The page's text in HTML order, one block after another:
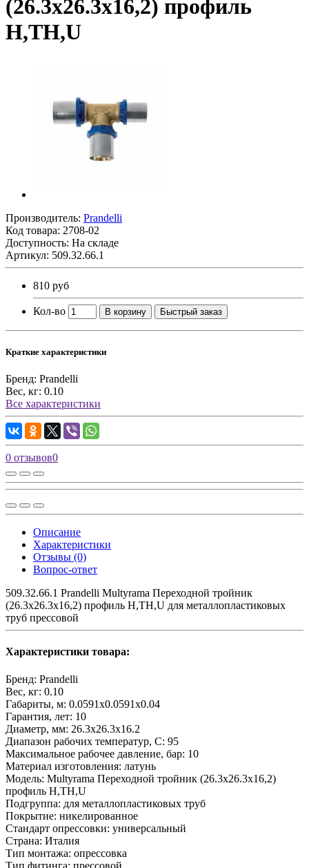
(26.3х26.3х16,2) профиль
H,TH,U
Производитель: Prandelli
Код товара: 2708-02
Доступность: На складе
Артикул: 509.32.66.1
810 руб
Кол-во В корзину Быстрый заказ
Краткие характеристики
Бренд: Prandelli
Вес, кг: 0.10
Все характеристики
0 отзывов0
Описание
Характеристики
Отзывы (0)
Вопрос-ответ
509.32.66.1 Prandelli Multyrama Переходной тройник
(26.3х26.3х16,2) профиль H,TH,U для металлопластиковых
труб прессовой
Характеристики товара:
Бренд: Prandelli
Вес, кг: 0.10
Габариты, м: 0.0591x0.0591x0.04
Гарантия, лет: 10
Диаметр, мм: 26.3х26.3х16.2
Диапазон рабочих температур, С: 95
Максимальное рабочее давление, бар: 10
Материал изготовления: латунь
Модель: Multyrama Переходной тройник (26.3х26.3х16,2)
профиль H,TH,U
Подгруппа: для металлопластиковых труб
Покрытие: никелированное
Стандарт опрессовки: универсальный
Страна: Италия
Тип монтажа: опрессовка
Тип фитинга: прессовой